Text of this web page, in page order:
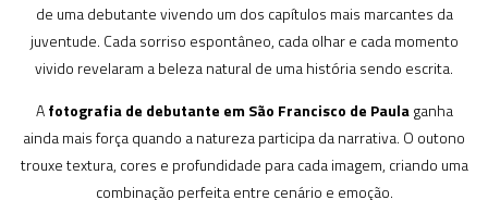
de uma debutante vivendo um dos capítulos mais marcantes da
juventude. Cada sorriso espontâneo, cada olhar e cada momento
vivido revelaram a beleza natural de uma história sendo escrita.
Afotografia de debutante em São Francisco de Paulaganha
ainda mais força quando a natureza participa da narrativa. O outono
trouxe textura, cores e profundidade para cada imagem, criando uma
combinação perfeita entre cenário e emoção.